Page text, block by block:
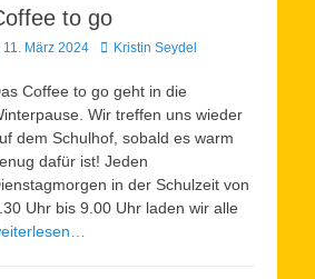
to go
11. März 2024 AutorKristin Seydel
Coffee to go geht in die
Wir treffen uns wieder
dem Schulhof, sobald es warm
dafür ist! Jeden
in der Schulzeit von
Uhr bis 9.00 Uhr laden wir alle